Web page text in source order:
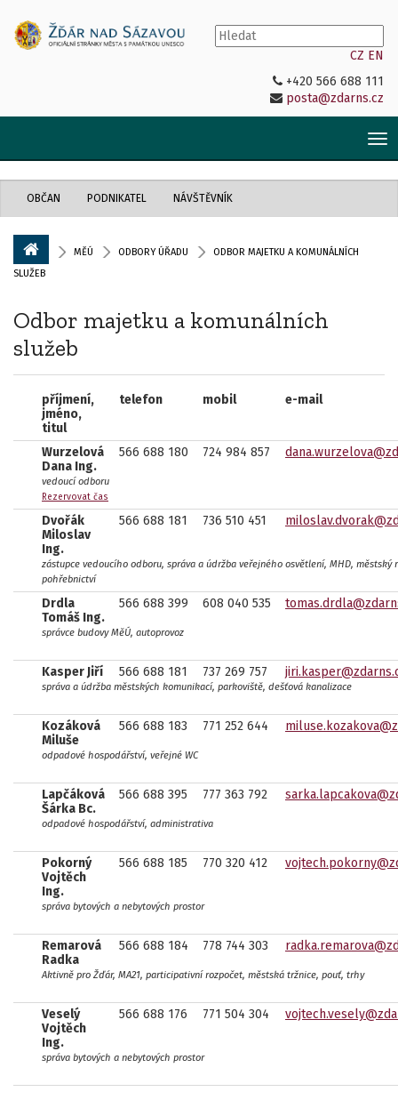
CZ EN
+420 566 688 111
posta@zdarns.cz
OBČAN PODNIKATEL NÁVŠTĚVNÍK
MĚÚ ODBORY ÚŘADU
ODBOR MAJETKU A KOMUNÁLNÍCH
SLUŽEB
Odbor majetku a komunálních
služeb
příjmení,
jméno,
titul
telefon mobil e-mail
Wurzelová
Dana Ing.
566 688 180 724 984 857
vedoucí odboru
Rezervovat čas
Dvořák
Miloslav
Ing.
566 688 181 736 510 451
zástupce vedoucího odboru, správa a údržba veřejného osvětlení, MHD, městský
pohřebnictví
Drdla
Tomáš Ing.
566 688 399 608 040 535
správce budovy MěÚ, autoprovoz
Kasper Jiří 566 688 181 737 269 757
správa a údržba městských komunikací, parkoviště, dešťová kanalizace
Kozáková
Miluše
566 688 183 771 252 644
odpadové hospodářství, veřejné WC
Lapčáková
Šárka Bc.
566 688 395 777 363 792
odpadové hospodářství, administrativa
Pokorný
Vojtěch
Ing.
566 688 185 770 320 412
správa bytových a nebytových prostor
Remarová
Radka
566 688 184 778 744 303
Aktivně pro Žďár, MA21, participativní rozpočet, městská tržnice, pouť, trhy
Veselý
Vojtěch
Ing.
566 688 176 771 504 304
správa bytových a nebytových prostor